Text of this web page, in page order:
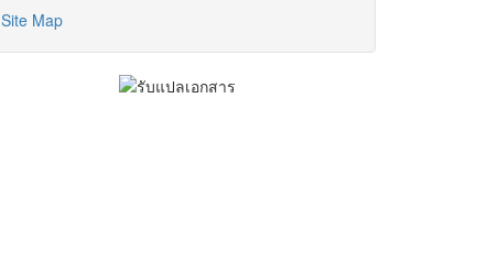
Site Map